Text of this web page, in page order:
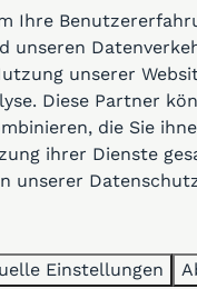
Badezimmer
Handtücher
Toilette
Haartrockner
Spülbecken: 2
Küche
und zwei moderne
Doppelbetten,
einem Ausziehbett
lässt.
lädt zum
zahlreiche
im geräumigen
Ihre
unseren
unserer
Diese Partner
die Sie
ihrer Dienste
unserer
Einstellungen